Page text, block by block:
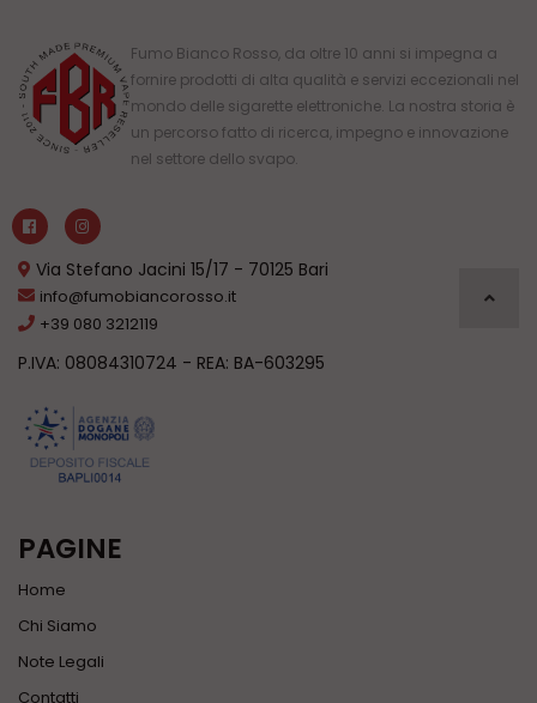
Fumo Bianco Rosso, da oltre 10 anni si impegna a
fornire prodotti di alta qualità e servizi eccezionali nel
mondo delle sigarette elettroniche. La nostra storia è
un percorso fatto di ricerca, impegno e innovazione
nel settore dello svapo.
Via Stefano Jacini 15/17 - 70125 Bari
info@fumobiancorosso.it
+39 080 3212119
P.IVA: 08084310724 - REA: BA-603295
PAGINE
Home
Chi Siamo
Note Legali
Contatti